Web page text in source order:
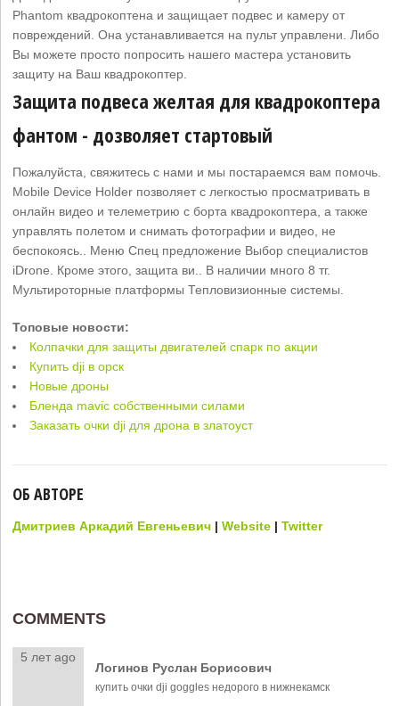
Phantom квадрокоптена и защищает подвес и камеру от
повреждений. Она устанавливается на пульт управлени. Либо
Вы можете просто попросить нашего мастера установить
защиту на Ваш квадрокоптер.
Защита подвеса желтая для квадрокоптера
фантом - дозволяет стартовый
Пожалуйста, свяжитесь с нами и мы постараемся вам помочь.
Mobile Device Holder позволяет с легкостью просматривать в
онлайн видео и телеметрию с борта квадрокоптера, а также
управлять полетом и снимать фотографии и видео, не
беспокоясь.. Меню Спец предложение Выбор специалистов
iDrone. Кроме этого, защита ви.. В наличии много 8 тг.
Мультироторные платформы Тепловизионные системы.
Топовые новости:
Колпачки для защиты двигателей спарк по акции
Купить dji в орск
Новые дроны
Бленда mavic собственными силами
Заказать очки dji для дрона в златоуст
ОБ АВТОРЕ
Дмитриев Аркадий Евгеньевич |Website |Twitter
COMMENTS
5 лет ago
Логинов Руслан Борисович
купить очки dji goggles недорого в нижнекамск